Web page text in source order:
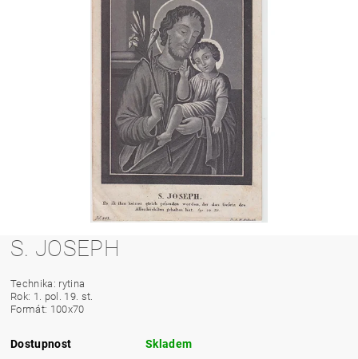
S. JOSEPH
Technika: rytina
Rok: 1. pol. 19. st.
Formát: 100x70
Dostupnost Skladem